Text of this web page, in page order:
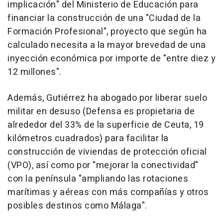
implicación" del Ministerio de Educación para
financiar la construcción de una "Ciudad de la
Formación Profesional", proyecto que según ha
calculado necesita a la mayor brevedad de una
inyección económica por importe de "entre diez y
12 millones".
Además, Gutiérrez ha abogado por liberar suelo
militar en desuso (Defensa es propietaria de
alrededor del 33% de la superficie de Ceuta, 19
kilómetros cuadrados) para facilitar la
construcción de viviendas de protección oficial
(VPO), así como por "mejorar la conectividad"
con la península "ampliando las rotaciones
marítimas y aéreas con más compañías y otros
posibles destinos como Málaga".